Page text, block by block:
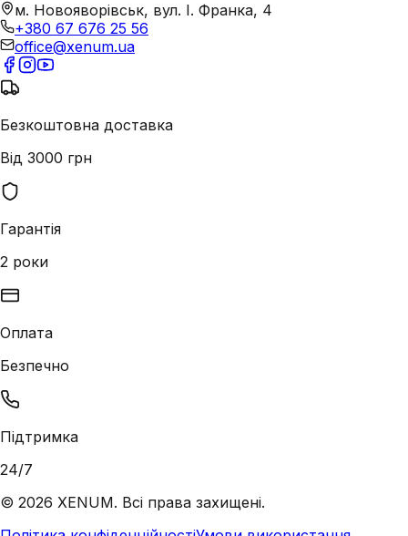
м. Новояворівськ, вул. І. Франка, 4
+380 67 676 25 56
office@xenum.ua
Безкоштовна доставка
Від 3000 грн
Гарантія
2 роки
Оплата
Безпечно
Підтримка
24/7
© 2026 XENUM. Всі права захищені.